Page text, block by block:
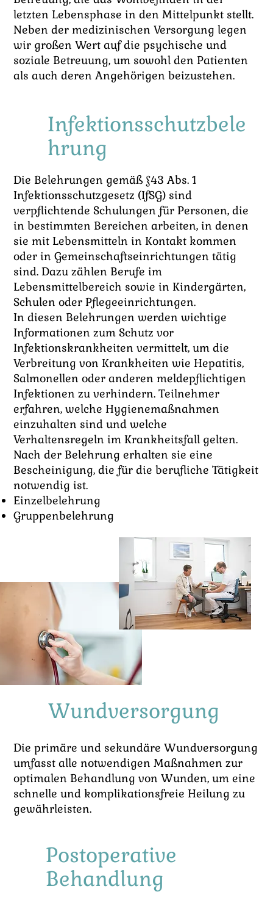
letzten Lebensphase in den Mittelpunkt stellt.
Neben der medizinischen Versorgung legen
wir großen Wert auf die psychische und
soziale Betreuung, um sowohl den Patienten
als auch deren Angehörigen beizustehen.
Infektionsschutzbele
hrung
Die Belehrungen gemäß §43 Abs. 1
Infektionsschutzgesetz (IfSG) sind
verpflichtende Schulungen für Personen, die
in bestimmten Bereichen arbeiten, in denen
sie mit Lebensmitteln in Kontakt kommen
oder in Gemeinschaftseinrichtungen tätig
sind. Dazu zählen Berufe im
Lebensmittelbereich sowie in Kindergärten,
Schulen oder Pflegeeinrichtungen.
In diesen Belehrungen werden wichtige
Informationen zum Schutz vor
Infektionskrankheiten vermittelt, um die
Verbreitung von Krankheiten wie Hepatitis,
Salmonellen oder anderen meldepflichtigen
Infektionen zu verhindern. Teilnehmer
erfahren, welche Hygienemaßnahmen
einzuhalten sind und welche
Verhaltensregeln im Krankheitsfall gelten.
Nach der Belehrung erhalten sie eine
Bescheinigung, die für die berufliche Tätigkeit
notwendig ist.
Einzelbelehrung
Gruppenbelehrung
Wundversorgung
Die primäre und sekundäre Wundversorgung
umfasst alle notwendigen Maßnahmen zur
optimalen Behandlung von Wunden, um eine
schnelle und komplikationsfreie Heilung zu
gewährleisten.
Postoperative
Behandlung